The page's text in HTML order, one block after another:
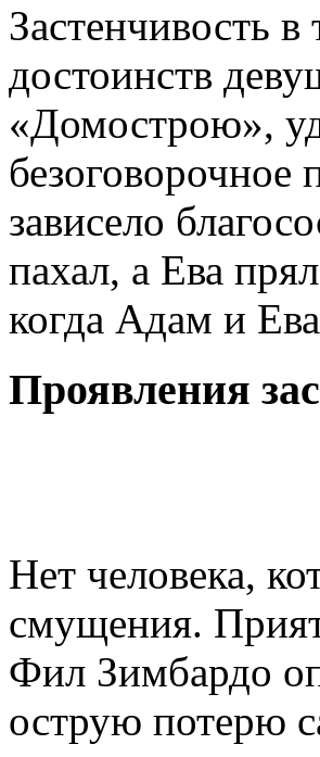
Застенчивость
достоинств
«Домострою»,
безоговорочное
зависело
пахал, а Ева
когда Адам и
Проявления
Нет человека,
смущения.
Фил Зимбардо
острую потерю